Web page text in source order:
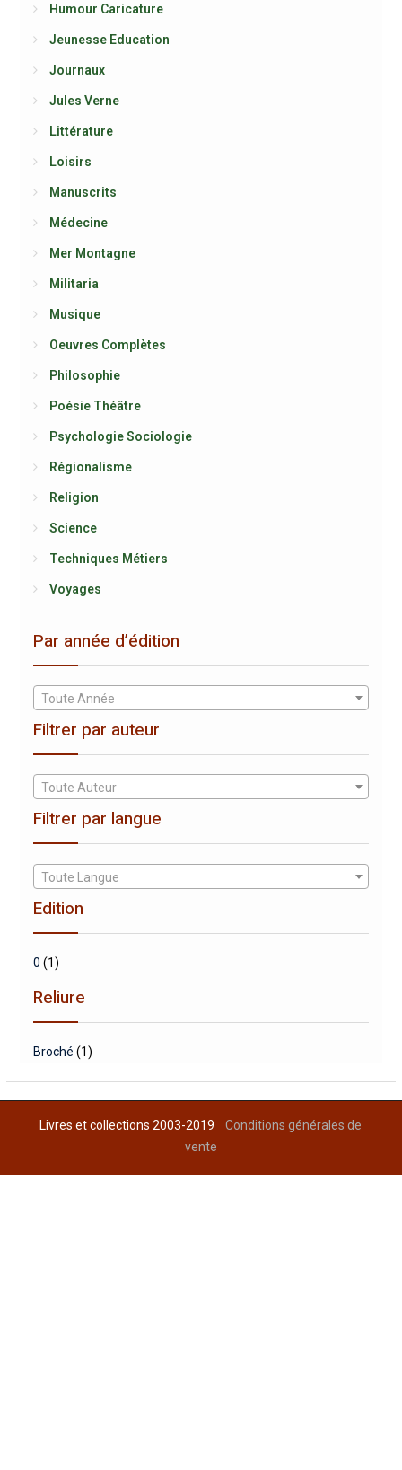
Humour Caricature
Jeunesse Education
Journaux
Jules Verne
Littérature
Loisirs
Manuscrits
Médecine
Mer Montagne
Militaria
Musique
Oeuvres Complètes
Philosophie
Poésie Théâtre
Psychologie Sociologie
Régionalisme
Religion
Science
Techniques Métiers
Voyages
Par année d’édition
Toute Année
Filtrer par auteur
Toute Auteur
Filtrer par langue
Toute Langue
Edition
0 (1)
Reliure
Broché (1)
Livres et collections 2003-2019Conditions générales de
vente